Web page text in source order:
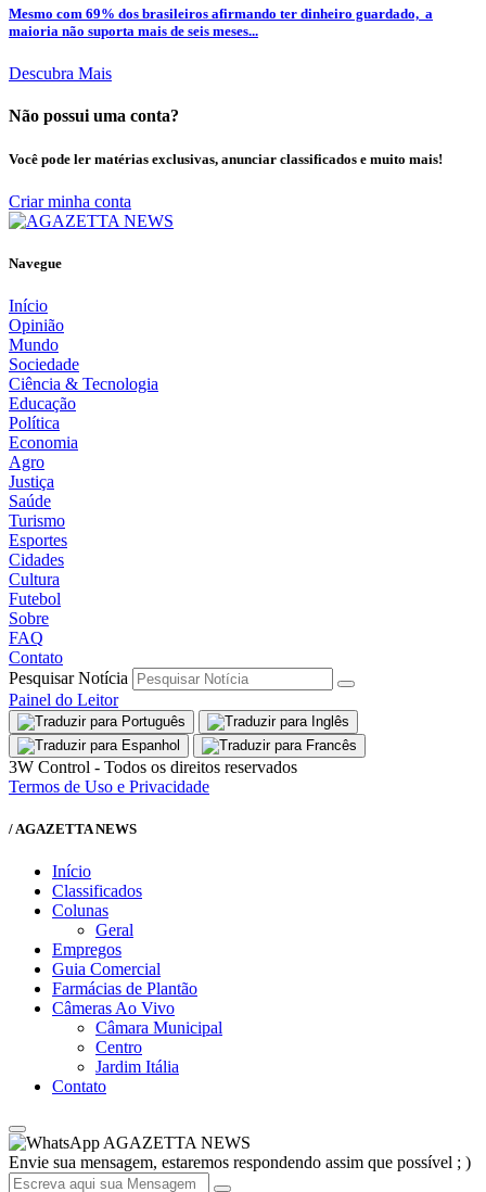
Mesmo com 69% dos brasileiros afirmando ter dinheiro guardado, a
maioria não suporta mais de seis meses...
Descubra Mais
Não possui uma conta?
Você pode ler matérias exclusivas, anunciar classificados e muito mais!
Criar minha conta
Navegue
Início
Opinião
Mundo
Sociedade
Ciência & Tecnologia
Educação
Política
Economia
Agro
Justiça
Saúde
Turismo
Esportes
Cidades
Cultura
Futebol
Sobre
FAQ
Contato
Pesquisar Notícia
Painel do Leitor
3W Control - Todos os direitos reservados
Termos de Uso e Privacidade
/ AGAZETTA NEWS
Início
Classificados
Colunas
Geral
Empregos
Guia Comercial
Farmácias de Plantão
Câmeras Ao Vivo
Câmara Municipal
Centro
Jardim Itália
Contato
AGAZETTA NEWS
Envie sua mensagem, estaremos respondendo assim que possível ; )